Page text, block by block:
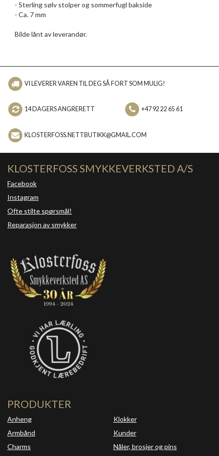
- Sterling sølv stolper og sommerfugl bakside
- Ca. 7 mm
Bilde lånt av leverandør.
VI LEVERER VAREN TIL DEG SÅ FORT SOM MULIG!
14 DAGERS ANGRERETT +47 92 22 65 61
KLOSTERFOSS.NETTBUTIKK@GMAIL.COM
KLOSTERFOSS SMYKKEVERKSTED A/S
Facebook
Instagram
Ofte stilte spørsmål!
Reparasjon av smykker
PRODUKTER
Anheng
Armbånd
Charms
Klokker
Kunder
Nåler, brosjer og pins